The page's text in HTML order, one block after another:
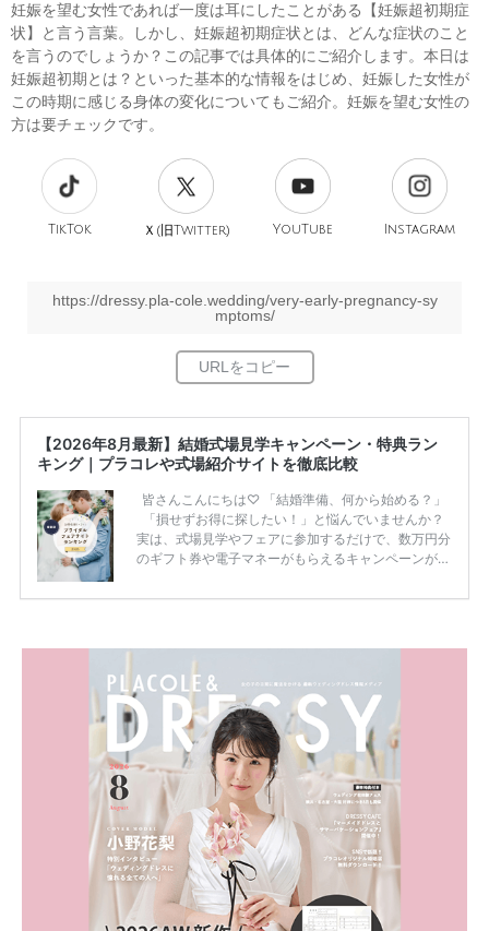
妊娠を望む女性であれば一度は耳にしたことがある【妊娠超初期症
状】と言う言葉。しかし、妊娠超初期症状とは、どんな症状のこと
を言うのでしょうか？この記事では具体的にご紹介します。本日は
妊娠超初期とは？といった基本的な情報をはじめ、妊娠した女性が
この時期に感じる身体の変化についてもご紹介。妊娠を望む女性の
方は要チェックです。
TikTok Ｘ(旧Twitter) YouTube Instagram
https://dressy.pla-cole.wedding/very-early-pregnancy-sy
mptoms/
【2026年8月最新】結婚式場見学キャンペーン・特典ラン
キング｜プラコレや式場紹介サイトを徹底比較
皆さんこんにちは♡ 「結婚準備、何から始める？」
「損せずお得に探したい！」と悩んでいませんか？
実は、式場見学やフェアに参加するだけで、数万円分
のギフト券や電子マネーがもらえるキャンペーンがあ
ため、比較せずに選ぶと損をしてしまうことも……。
内容：特典金額・条件・応募方法・注意点 「どこが
一番お得？」「プラコレの特典は？」といった疑問も
解決します。 まずは診断で候補を絞れる「ウェディ
ング診断」か、体験型 […]
続きを読む